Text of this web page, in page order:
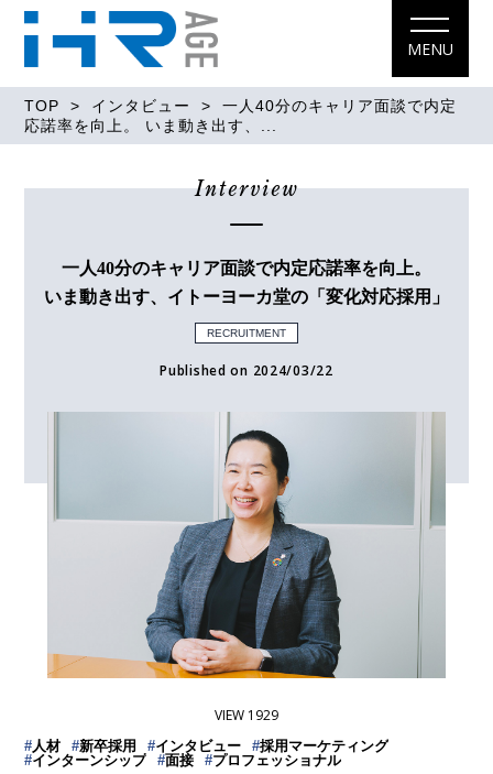
MENU
TOP > インタビュー
> 一人40分のキャリア面談で内定
応諾率を向上。 いま動き出す、...
Interview
一人40分のキャリア面談で内定応諾率を向上。
いま動き出す、イトーヨーカ堂の「変化対応採用」
RECRUITMENT
Published on 2024/03/22
VIEW 1929
# 人材 #新卒採用 #インタビュー #採用マーケティング
#インターンシップ #面接 #プロフェッショナル